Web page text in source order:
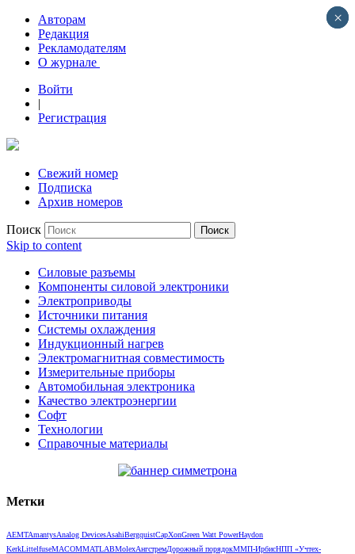
Авторам
Редакция
Рекламодателям
О журнале
Войти
|
Регистрация
Свежий номер
Подписка
Архив номеров
Поиск
Skip to content
Силовые разъемы
Компоненты силовой электроники
Электроприводы
Источники питания
Системы охлаждения
Индукционный нагрев
Электромагнитная совместимость
Измерительные приборы
Автомобильная электроника
Качество электроэнергии
Софт
Технологии
Справочные материалы
Метки
AEMTAmantysAnalog DevicesAsahiBergquistCapXonGreen Watt PowerHaydon
KerkLittelfuseMACOMMATLABMolexАнгстремДорожный порядокММП-ИрбисНПП «Учтех-
×
×